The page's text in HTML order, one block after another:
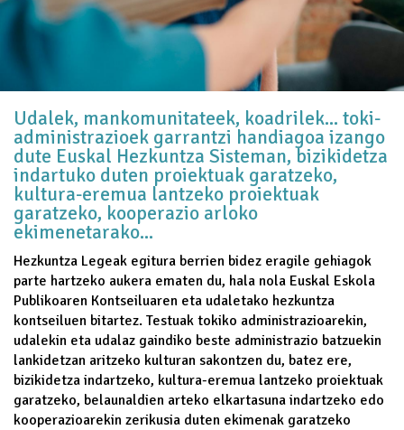
Udalek, mankomunitateek, koadrilek... toki-
administrazioek garrantzi handiagoa izango
dute Euskal Hezkuntza Sisteman, bizikidetza
indartuko duten proiektuak garatzeko,
kultura-eremua lantzeko proiektuak
garatzeko, kooperazio arloko
ekimenetarako...
Hezkuntza Legeak egitura berrien bidez eragile gehiagok
parte hartzeko aukera ematen du, hala nola Euskal Eskola
Publikoaren Kontseiluaren eta udaletako hezkuntza
kontseiluen bitartez. Testuak tokiko administrazioarekin,
udalekin eta udalaz gaindiko beste administrazio batzuekin
lankidetzan aritzeko kulturan sakontzen du, batez ere,
bizikidetza indartzeko, kultura-eremua lantzeko proiektuak
garatzeko, belaunaldien arteko elkartasuna indartzeko edo
kooperazioarekin zerikusia duten ekimenak garatzeko